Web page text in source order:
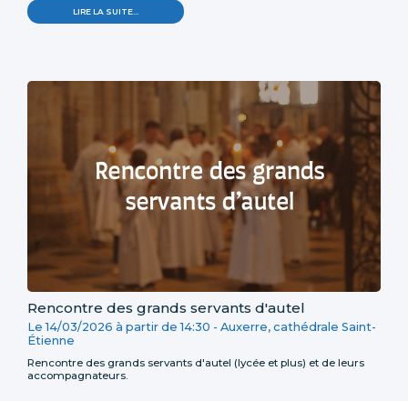
LIRE LA SUITE…
Rencontre des grands servants d'autel
Le14/03/2026 à partir de14:30 - Auxerre, cathédrale Saint-
Étienne
Rencontre des grands servants d'autel (lycée et plus) et de leurs
accompagnateurs.